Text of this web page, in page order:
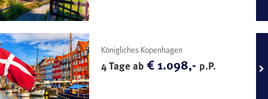
Königliches Kopenhagen
4 Tage ab€ 1.098,- p.P.